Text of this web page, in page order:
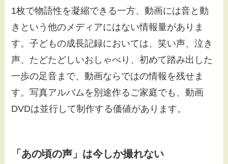
1枚で物語性を凝縮できる一方、動画には音と動
きという他のメディアにはない情報量がありま
す。子どもの成長記録においては、笑い声、泣き
声、たどたどしいおしゃべり、初めて踏み出した
一歩の足音まで、動画ならではの情報を残せま
す。写真アルバムを別途作るご家庭でも、動画
DVDは並行して制作する価値があります。
「あの頃の声」は今しか撮れない